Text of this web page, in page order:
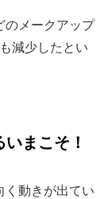
メークアップ
減少したとい
まこそ！
動きが出てい